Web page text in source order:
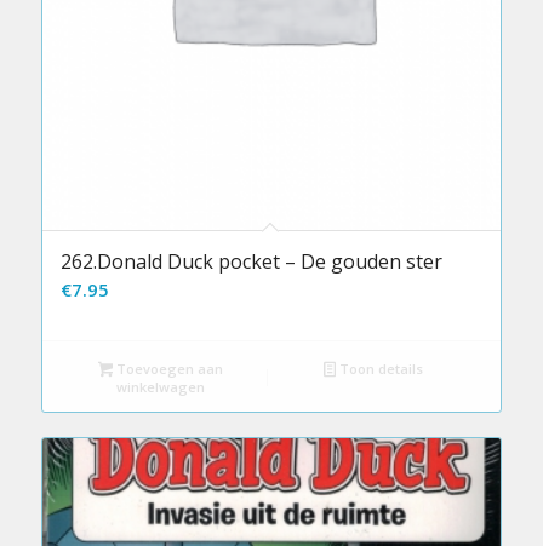
262.Donald Duck pocket – De gouden ster
€7.95
Toevoegen aan
winkelwagen
Toon details